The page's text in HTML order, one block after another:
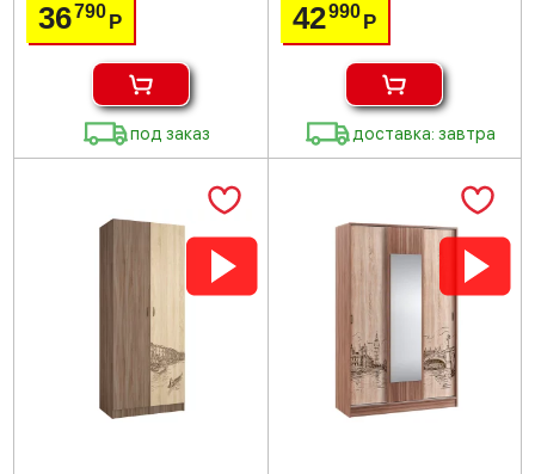
36790Р
под заказ
42990 Р
доставка: завтра